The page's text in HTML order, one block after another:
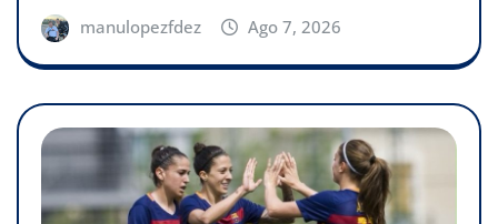
manulopezfdez Ago 7, 2026